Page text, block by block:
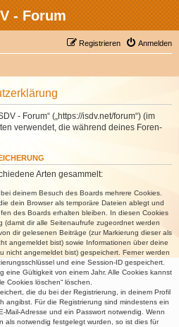
- Forum
Anmelden
Registrieren
- Forum“ („https://isdv.net/forum“) (im
verwendet, die während deines Foren-
Arten gesammelt:
deinem Besuch des Boards mehrere Cookies.
dein Browser als temporäre Dateien ablegt und
des Boards erhalten bleiben. In diesen Cookies
(damit dir alle Seitenaufrufe zugeordnet werden
dir gelesenen Beiträge (zur Markierung dieser als
angemeldet bist) sowie Informationen über deine
nicht angemeldet bist) gespeichert. Ferner werden
und eine Session-ID gespeichert.
eine Gültigkeit von einem Jahr. Alle Cookies kannst
Cookies löschen“ löschen.
die du bei der Registrierung, in deinem Profil
angibst. Für die Registrierung sind mindestens ein
Mail-Adresse und ein Passwort notwendig. Wenn
als notwendig festgelegt wurden, so ist dies für